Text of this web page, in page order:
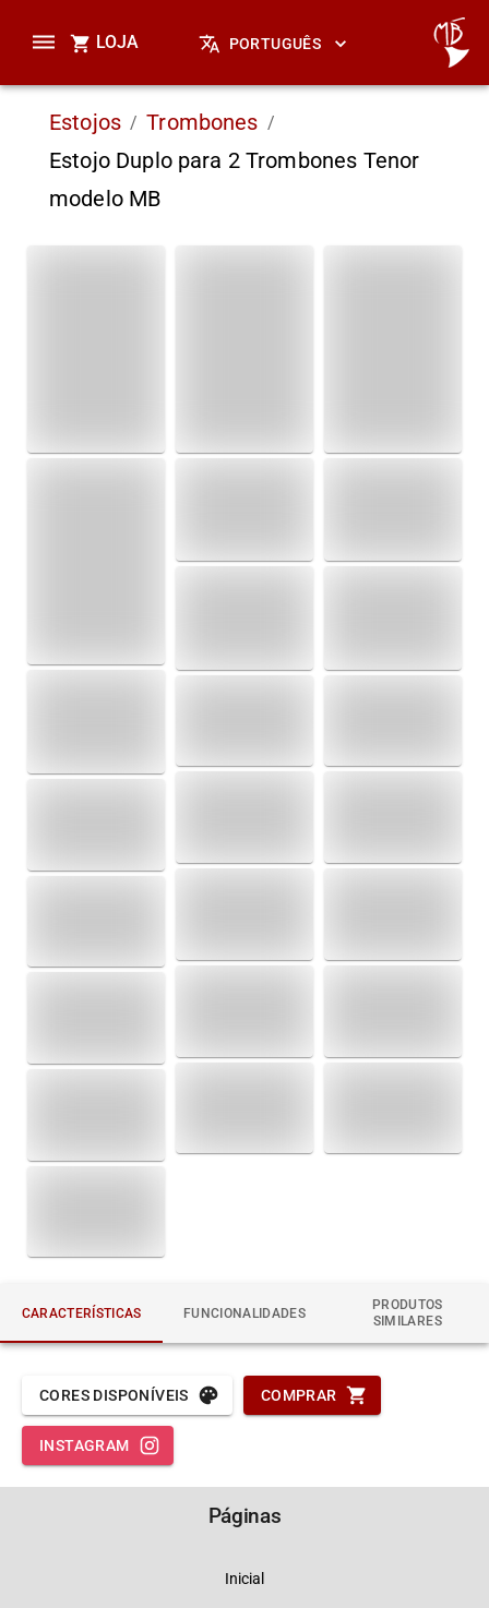
LOJA PORTUGUÊS
Estojos / Trombones /
Estojo Duplo para 2 Trombones Tenor
modelo MB
CARACTERÍSTICAS FUNCIONALIDADES
PRODUTOS
SIMILARES
CORES DISPONÍVEIS COMPRAR
INSTAGRAM
Páginas
Inicial